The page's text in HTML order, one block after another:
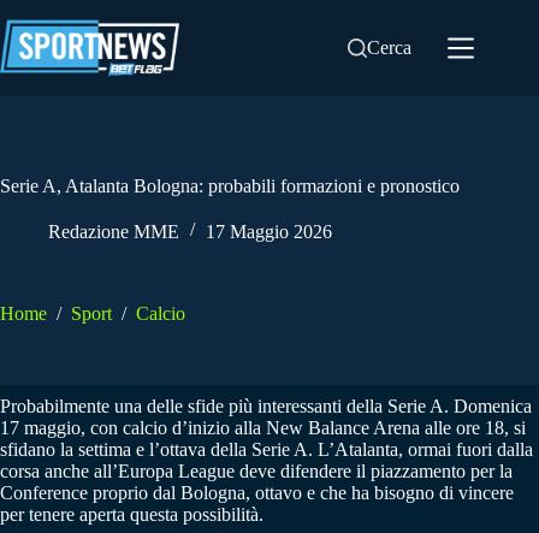
al
contenuto
Cerca
Serie A, Atalanta Bologna: probabili formazioni e pronostico
Redazione MME 17 Maggio 2026
Home / Sport / Calcio
Probabilmente una delle sfide più interessanti della Serie A. Domenica
17 maggio, con calcio d’inizio alla New Balance Arena alle ore 18, si
sfidano la settima e l’ottava della Serie A. L’Atalanta, ormai fuori dalla
corsa anche all’Europa League deve difendere il piazzamento per la
Conference proprio dal Bologna, ottavo e che ha bisogno di vincere
per tenere aperta questa possibilità.